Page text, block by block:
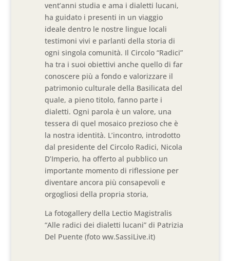
vent’anni studia e ama i dialetti lucani,
ha guidato i presenti in un viaggio
ideale dentro le nostre lingue locali
testimoni vivi e parlanti della storia di
ogni singola comunità. Il Circolo “Radici”
ha tra i suoi obiettivi anche quello di far
conoscere più a fondo e valorizzare il
patrimonio culturale della Basilicata del
quale, a pieno titolo, fanno parte i
dialetti. Ogni parola è un valore, una
tessera di quel mosaico prezioso che è
la nostra identità. L’incontro, introdotto
dal presidente del Circolo Radici, Nicola
D’Imperio, ha offerto al pubblico un
importante momento di riflessione per
diventare ancora più consapevoli e
orgogliosi della propria storia,
La fotogallery della Lectio Magistralis
“Alle radici dei dialetti lucani” di Patrizia
Del Puente (foto ww.SassiLive.it)